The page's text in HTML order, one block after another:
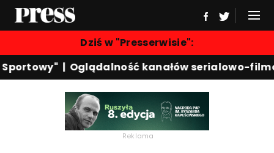
Dziś w "Presserwisie":
Oglądalność kanałów serialowo-
Reklama